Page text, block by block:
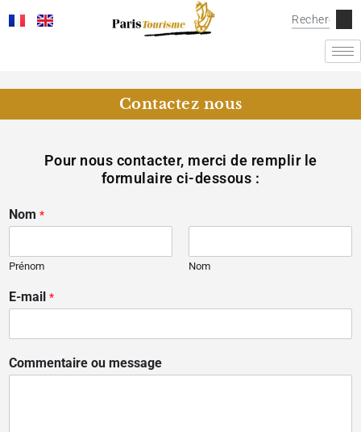
Contactez nous
Pour nous contacter, merci de remplir le
formulaire ci-dessous :
Nom *
Prénom Nom
E-mail *
Commentaire ou message